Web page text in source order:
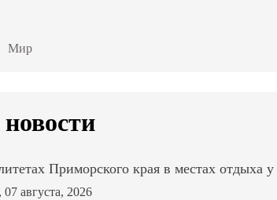
Мир
Приморского края в местах отдыха у
07 августа, 2026